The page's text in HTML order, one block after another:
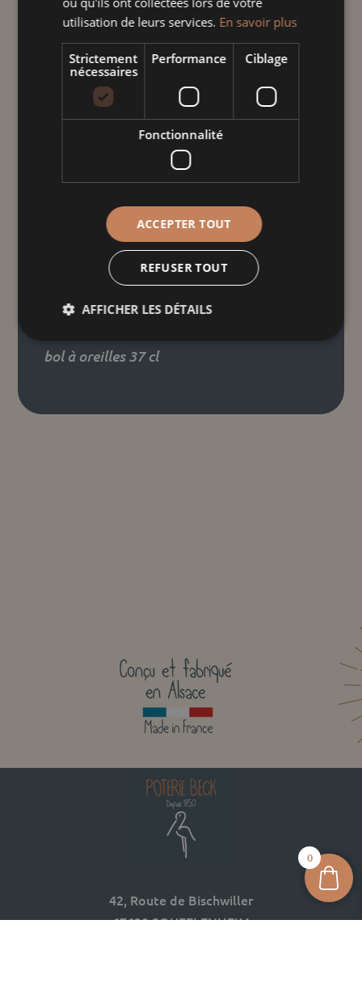
de
Bol
à
oreilles
cerise
Ajouter au panier
Informations
complémentaires
Dimensions
12,5 × 7 cm
bol à oreilles 37 cl
42, Route de Bischwiller
67620 SOUFFLENHEIM
0
utilisation de leurs services. En savoir plus
Strictement
nécessaires
Performance Ciblage
Fonctionnalité
ACCEPTER TOUT
REFUSER TOUT
AFFICHER LES DÉTAILS